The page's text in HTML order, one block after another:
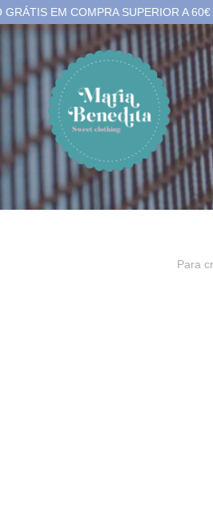
EM COMPRA SUPERIOR A 60€ EM
Para